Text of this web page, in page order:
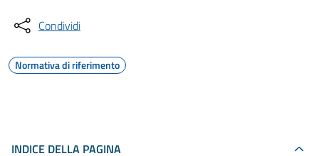
Condividi
Normativa di riferimento
INDICE DELLA PAGINA